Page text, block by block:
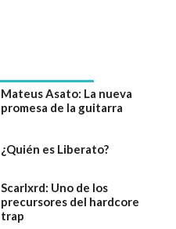
Mateus Asato: La nueva
promesa de la guitarra
¿Quién es Liberato?
Scarlxrd: Uno de los
precursores del hardcore
trap